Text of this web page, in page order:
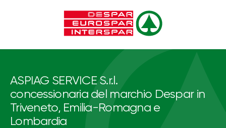
ASPIAG SERVICE S.r.l.
concessionaria del marchio Despar in
Triveneto, Emilia-Romagna e
Lombardia